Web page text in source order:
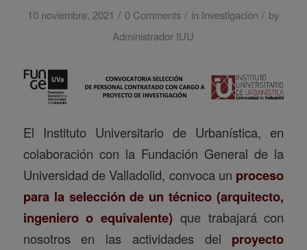
10 noviembre, 2021 / 0 Comments / in Investigación / by
Administrador IUU
El Instituto Universitario de Urbanística, en
colaboración con la Fundación General de la
Universidad de Valladolid, convoca un proceso
para la selección de un técnico (arquitecto,
ingeniero o equivalente) que trabajará con
nosotros en las actividades del proyecto